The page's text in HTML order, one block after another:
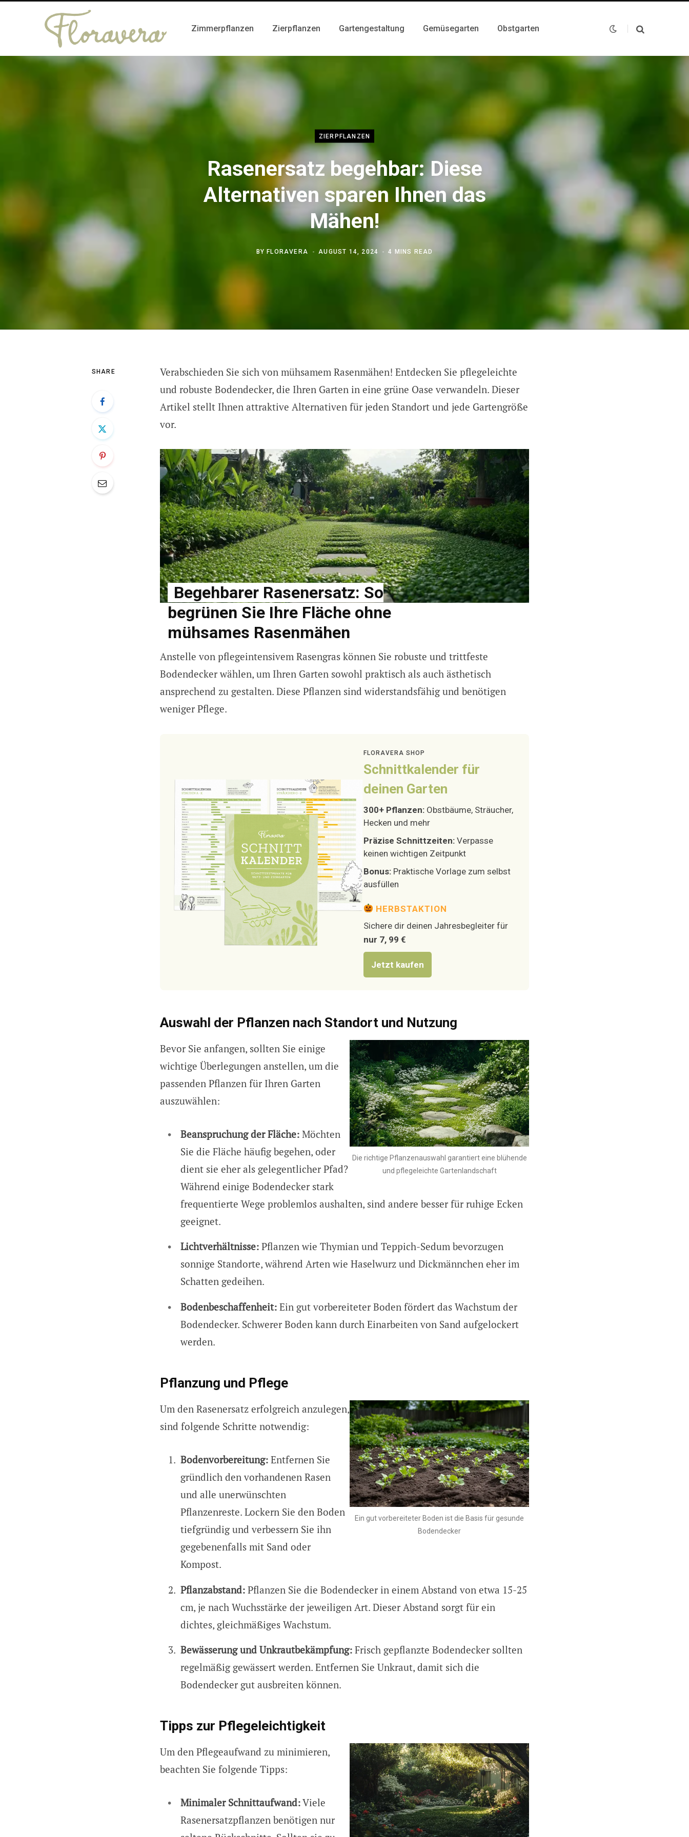
Zimmerpflanzen Zierpflanzen Gartengestaltung Gemüsegarten Obstgarten
ZIERPFLANZEN
Rasenersatz begehbar: Diese
Alternativen sparen Ihnen das
Mähen!
BYFLORAVERA AUGUST 14, 2024 4 MINS READ
SHARE
Verabschieden Sie sich von mühsamem Rasenmähen! Entdecken Sie pflegeleichte
und robuste Bodendecker, die Ihren Garten in eine grüne Oase verwandeln. Dieser
Artikel stellt Ihnen attraktive Alternativen für jeden Standort und jede Gartengröße
vor.
Begehbarer Rasenersatz: So
begrünen Sie Ihre Fläche ohne
mühsames Rasenmähen
Anstelle von pflegeintensivem Rasengras können Sie robuste und trittfeste
Bodendecker wählen, um Ihren Garten sowohl praktisch als auch ästhetisch
ansprechend zu gestalten. Diese Pflanzen sind widerstandsfähig und benötigen
weniger Pflege.
FLORAVERA SHOP
Schnittkalender für
deinen Garten
300+ Pflanzen: Obstbäume, Sträucher,
Hecken und mehr
Präzise Schnittzeiten: Verpasse
keinen wichtigen Zeitpunkt
Bonus: Praktische Vorlage zum selbst
ausfüllen
HERBSTAKTION
Sichere dir deinen Jahresbegleiter für
nur 7, 99 €
Jetzt kaufen
Auswahl der Pflanzen nach Standort und Nutzung
Die richtige Pflanzenauswahl garantiert eine blühende
und pflegeleichte Gartenlandschaft
Bevor Sie anfangen, sollten Sie einige
wichtige Überlegungen anstellen, um die
passenden Pflanzen für Ihren Garten
auszuwählen:
Beanspruchung der Fläche: Möchten
Sie die Fläche häufig begehen, oder
dient sie eher als gelegentlicher Pfad?
Während einige Bodendecker stark
frequentierte Wege problemlos aushalten, sind andere besser für ruhige Ecken
geeignet.
Lichtverhältnisse: Pflanzen wie Thymian und Teppich-Sedum bevorzugen
sonnige Standorte, während Arten wie Haselwurz und Dickmännchen eher im
Schatten gedeihen.
Bodenbeschaffenheit: Ein gut vorbereiteter Boden fördert das Wachstum der
Bodendecker. Schwerer Boden kann durch Einarbeiten von Sand aufgelockert
werden.
Pflanzung und Pflege
Ein gut vorbereiteter Boden ist die Basis für gesunde
Bodendecker
Um den Rasenersatz erfolgreich anzulegen,
sind folgende Schritte notwendig:
Bodenvorbereitung: Entfernen Sie
gründlich den vorhandenen Rasen
und alle unerwünschten
Pflanzenreste. Lockern Sie den Boden
tiefgründig und verbessern Sie ihn
gegebenenfalls mit Sand oder
Kompost.
Pflanzabstand: Pflanzen Sie die Bodendecker in einem Abstand von etwa 15-25
cm, je nach Wuchsstärke der jeweiligen Art. Dieser Abstand sorgt für ein
dichtes, gleichmäßiges Wachstum.
Bewässerung und Unkrautbekämpfung: Frisch gepflanzte Bodendecker sollten
regelmäßig gewässert werden. Entfernen Sie Unkraut, damit sich die
Bodendecker gut ausbreiten können.
Tipps zur Pflegeleichtigkeit
Um den Pflegeaufwand zu minimieren,
beachten Sie folgende Tipps:
Minimaler Schnittaufwand:Viele
Rasenersatzpflanzen benötigen nur